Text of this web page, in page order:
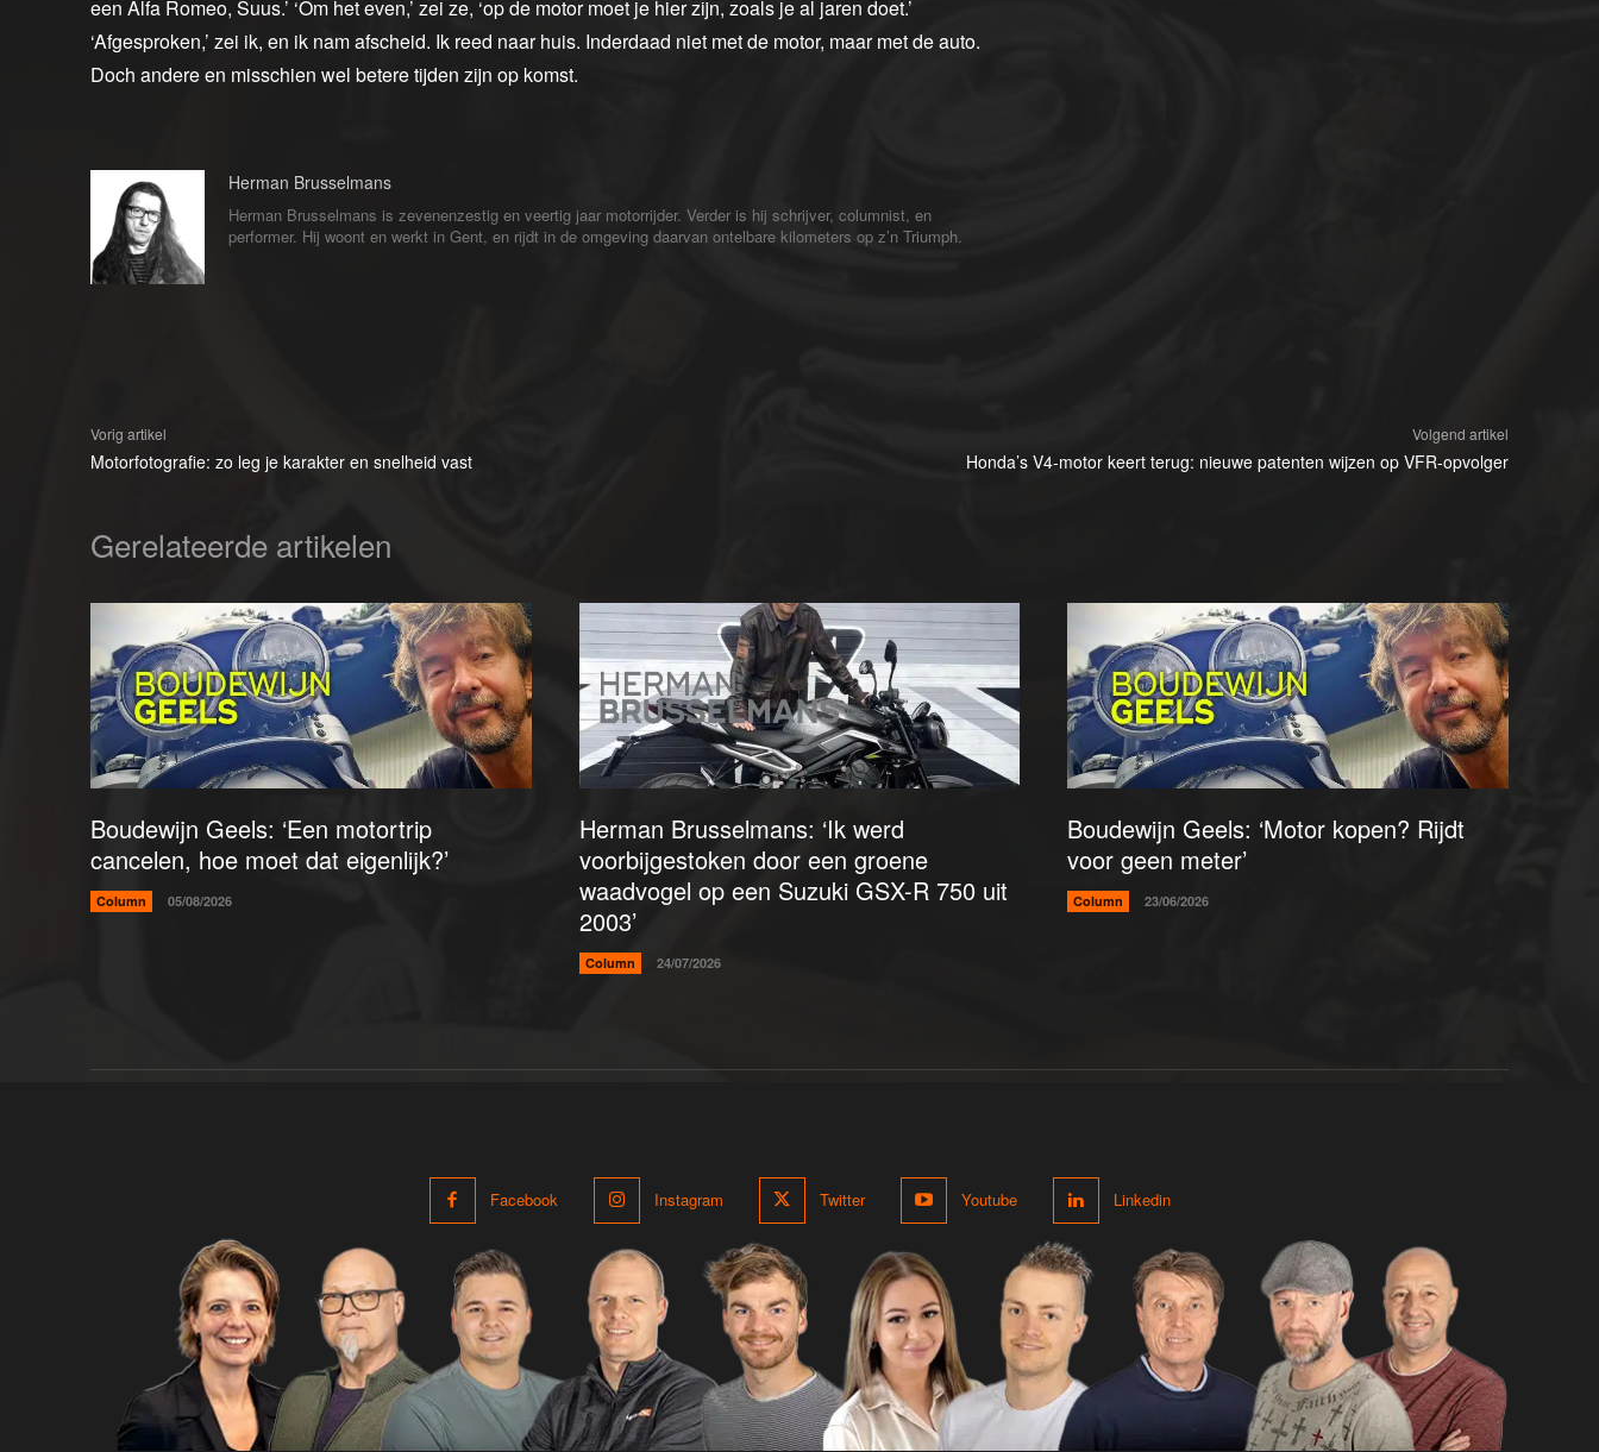
een Alfa Romeo, Suus.’ ‘Om het even,’ zei ze, ‘op de motor moet je hier zijn, zoals je al jaren doet.’
‘Afgesproken,’ zei ik, en ik nam afscheid. Ik reed naar huis. Inderdaad niet met de motor, maar met de auto.
Doch andere en misschien wel betere tijden zijn op komst.
Herman Brusselmans
Herman Brusselmans is zevenenzestig en veertig jaar motorrijder. Verder is hij schrijver, columnist, en
performer. Hij woont en werkt in Gent, en rijdt in de omgeving daarvan ontelbare kilometers op z’n Triumph.
Vorig artikel
Motorfotografie: zo leg je karakter en snelheid vast
Volgend artikel
Honda’s V4-motor keert terug: nieuwe patenten wijzen op VFR-opvolger
Gerelateerde artikelen
Boudewijn Geels: ‘Een motortrip
cancelen, hoe moet dat eigenlijk?’
Column 05/08/2026
Herman Brusselmans: ‘Ik werd
voorbijgestoken door een groene
waadvogel op een Suzuki GSX-R 750 uit
2003’
Column 24/07/2026
Boudewijn Geels: ‘Motor kopen? Rijdt
voor geen meter’
Column 23/06/2026
Facebook Instagram Twitter Youtube Linkedin